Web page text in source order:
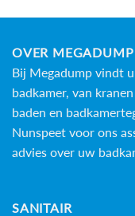
OVER MEGADUMP
Bij Megadump vindt
badkamer, van
baden en
Nunspeet voor ons
advies over uw
SANITAIR